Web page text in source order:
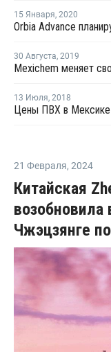
15 Января, 2020
Оrbia Advance
30 Августа, 2019
Mexichem меняет
13 Июля, 2018
Цены ПВХ в Мексике
21 Февраля, 2024
Китайская
Чжэцзянге